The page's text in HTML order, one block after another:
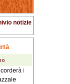
notizie
i